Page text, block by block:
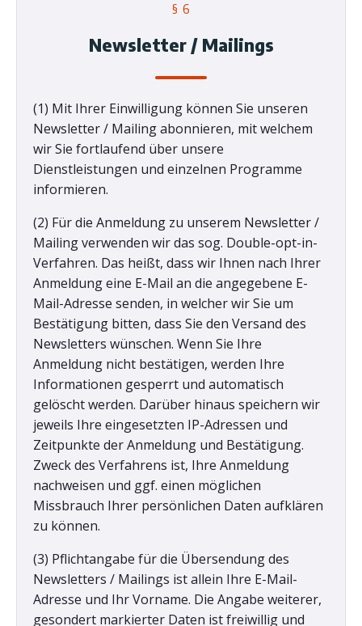
§ 6
Newsletter / Mailings
(1) Mit Ihrer Einwilligung können Sie unseren
Newsletter / Mailing abonnieren, mit welchem
wir Sie fortlaufend über unsere
Dienstleistungen und einzelnen Programme
informieren.
(2) Für die Anmeldung zu unserem Newsletter /
Mailing verwenden wir das sog. Double-opt-in-
Verfahren. Das heißt, dass wir Ihnen nach Ihrer
Anmeldung eine E-Mail an die angegebene E-
Mail-Adresse senden, in welcher wir Sie um
Bestätigung bitten, dass Sie den Versand des
Newsletters wünschen. Wenn Sie Ihre
Anmeldung nicht bestätigen, werden Ihre
Informationen gesperrt und automatisch
gelöscht werden. Darüber hinaus speichern wir
jeweils Ihre eingesetzten IP-Adressen und
Zeitpunkte der Anmeldung und Bestätigung.
Zweck des Verfahrens ist, Ihre Anmeldung
nachweisen und ggf. einen möglichen
Missbrauch Ihrer persönlichen Daten aufklären
zu können.
(3) Pflichtangabe für die Übersendung des
Newsletters / Mailings ist allein Ihre E-Mail-
Adresse und Ihr Vorname. Die Angabe weiterer,
gesondert markierter Daten ist freiwillig und